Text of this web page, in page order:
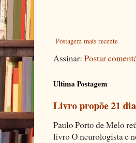
Postagem mais recente
Assinar: Postar
Ultima Postagem
Livro propõe 21
Paulo Porto de Melo
livro O neurologista e